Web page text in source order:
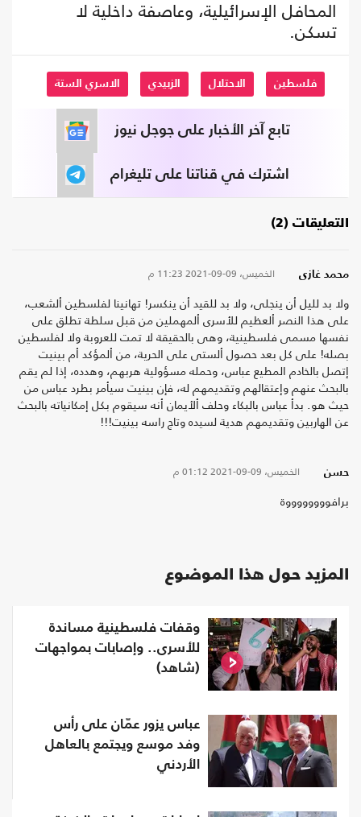
المحافل الإسرائيلية، وعاصفة داخلية لا
تسكن.
فلسطين الاحتلال الزبيدي الاسري الستة
تابع آخر الأخبار على جوجل نيوز
اشترك في قناتنا على تليغرام
التعليقات (2)
محمد غازى الخميس، 09-09-2021 11:23 م
ولا بد لليل أن ينجلى، ولا بد للقيد أن ينكسر! تهانينا لفلسطين ألشعب،
على هذا النصر ألعظيم للأسرى ألمهملين من قبل سلطة تطلق على
نفسها مسمى فلسطينية، وهى بالحقيقة لا تمت للعروبة ولا لفلسطين
بصله! على كل بعد حصول ألستى على الحرية، من ألمؤكد أم بينيت
إتصل بالخادم المطيع عباس، وحمله مسؤولية هربهم، وهدده، إذا لم يقم
بالبحث عنهم وإعتقالهم وتقديمهم له، فإن بينيت سيأمر بطرد عباس من
حيث هو. بدأ عباس بالبكاء وحلف ألأيمان أنه سيقوم بكل إمكانياته بالبحث
عن الهاربين وتقديمهم هدية لسيده وتاج راسه بينيت!!!
حسن الخميس، 09-09-2021 01:12 م
برافووووووووة
المزيد حول هذا الموضوع
وقفات فلسطينية مساندة
للأسرى.. وإصابات بمواجهات
(شاهد)
عباس يزور عمّان على رأس
وفد موسع ويجتمع بالعاهل
الأردني